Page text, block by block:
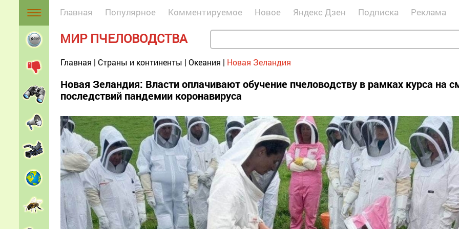
Главная Популярное Комментируемое Новое Яндекс Дзен Подписка Реклама
МИР ПЧЕЛОВОДСТВА
Главная | Страны и континенты | Океания | Новая Зеландия
Новая Зеландия: Власти оплачивают обучение пчеловодству в рамках курса на
последствий пандемии коронавируса